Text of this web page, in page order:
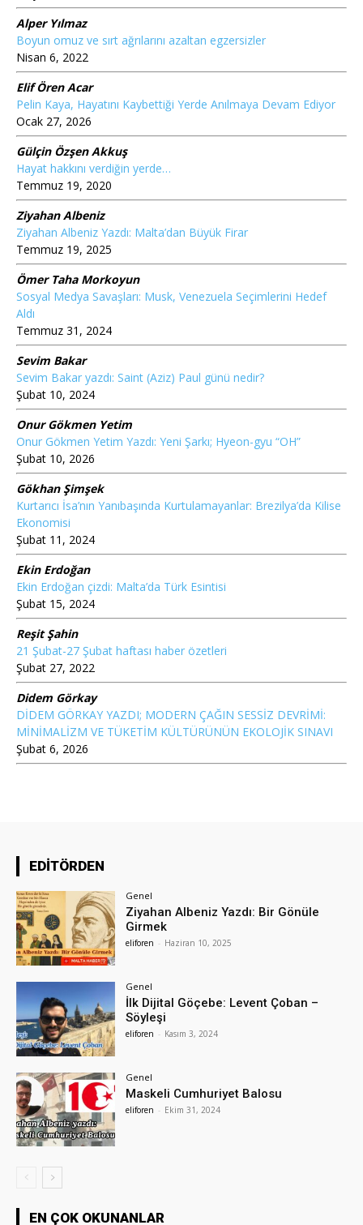
Alper Yılmaz
Boyun omuz ve sırt ağrılarını azaltan egzersizler
Nisan 6, 2022
Elif Ören Acar
Pelin Kaya, Hayatını Kaybettiği Yerde Anılmaya Devam Ediyor
Ocak 27, 2026
Gülçin Özşen Akkuş
Hayat hakkını verdiğin yerde…
Temmuz 19, 2020
Ziyahan Albeniz
Ziyahan Albeniz Yazdı: Malta’dan Büyük Firar
Temmuz 19, 2025
Ömer Taha Morkoyun
Sosyal Medya Savaşları: Musk, Venezuela Seçimlerini Hedef
Aldı
Temmuz 31, 2024
Sevim Bakar
Sevim Bakar yazdı: Saint (Aziz) Paul günü nedir?
Şubat 10, 2024
Onur Gökmen Yetim
Onur Gökmen Yetim Yazdı: Yeni Şarkı; Hyeon-gyu “OH”
Şubat 10, 2026
Gökhan Şimşek
Kurtarıcı İsa’nın Yanıbaşında Kurtulamayanlar: Brezilya’da Kilise
Ekonomisi
Şubat 11, 2024
Ekin Erdoğan
Ekin Erdoğan çizdi: Malta’da Türk Esintisi
Şubat 15, 2024
Reşit Şahin
21 Şubat-27 Şubat haftası haber özetleri
Şubat 27, 2022
Didem Görkay
DİDEM GÖRKAY YAZDI; MODERN ÇAĞIN SESSİZ DEVRİMİ:
MİNİMALİZM VE TÜKETİM KÜLTÜRÜNÜN EKOLOJİK SINAVI
Şubat 6, 2026
EDİTÖRDEN
Genel
Ziyahan Albeniz Yazdı: Bir Gönüle
Girmek
eliforen - Haziran 10, 2025
Genel
İlk Dijital Göçebe: Levent Çoban –
Söyleşi
eliforen - Kasım 3, 2024
Genel
Maskeli Cumhuriyet Balosu
eliforen - Ekim 31, 2024
EN ÇOK OKUNANLAR